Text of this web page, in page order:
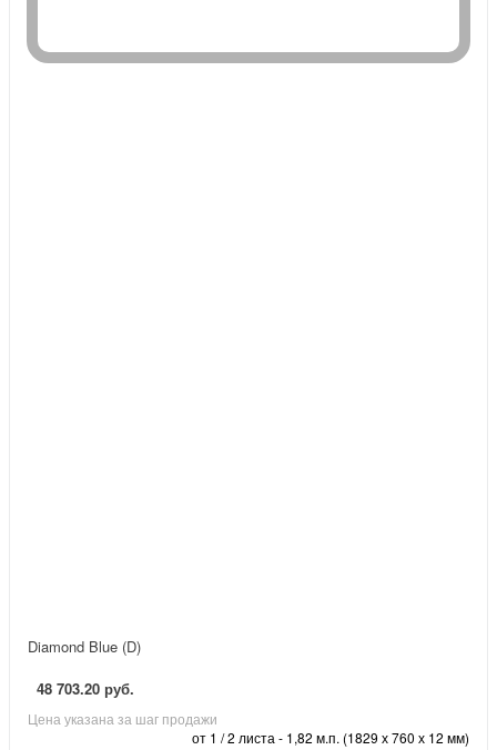
Diamond Blue (D)
48 703.20 руб.
Цена указана за шаг продажи
от 1 / 2 листа - 1,82 м.п. (1829 х 760 х 12 мм)